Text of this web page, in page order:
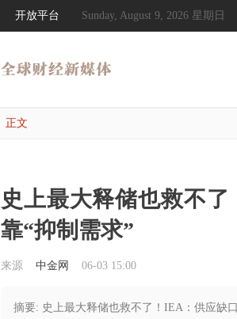
开放平台 Sunday, August 9, 2026 星期日
正文
史上最大释储也救不
靠“抑制需求”
来源 中金网 06-03 15:00
摘要: 史上最大释储也救不了！IEA：供应缺